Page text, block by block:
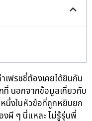
เฟรชชี่ต้องเคยได้ยินกัน
นอกจากข้อมูลเกี่ยวกับ
นึ่งในหัวข้อที่ถูกหยิบยก
ผี ๆ นี่แหละ ไม่รู้รุ่นพี่